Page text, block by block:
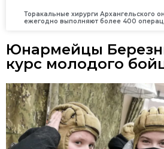
Торакальные хирурги Архангельского
ежегодно выполняют более 400
Юнармейцы
курс молодого